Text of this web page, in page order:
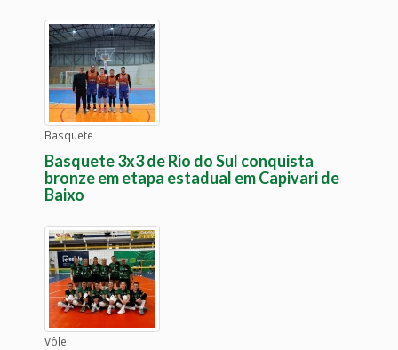
Basquete
Basquete 3x3 de Rio do Sul conquista
bronze em etapa estadual em Capivari de
Baixo
Vôlei